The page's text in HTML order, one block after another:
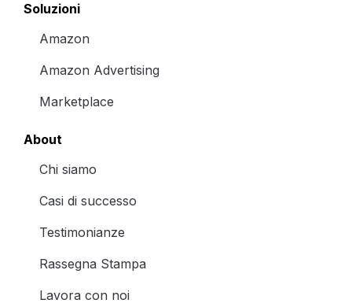
Soluzioni
Amazon
Amazon Advertising
Marketplace
About
Chi siamo
Casi di successo
Testimonianze
Rassegna Stampa
Lavora con noi